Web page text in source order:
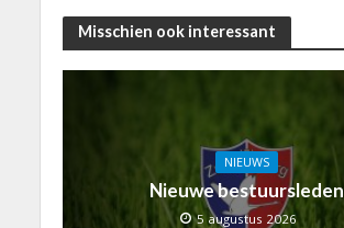
Misschien ook interessant
NIEUWS
Nieuwe bestuursleden
5 augustus 2026